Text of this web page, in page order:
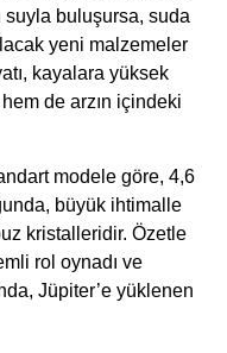
suyla buluşursa, suda
yeni malzemeler
kayalara yüksek
de arzın içindeki
modele göre, 4,6
büyük ihtimalle
kristalleridir. Özetle
rol oynadı ve
Jüpiter’e yüklenen